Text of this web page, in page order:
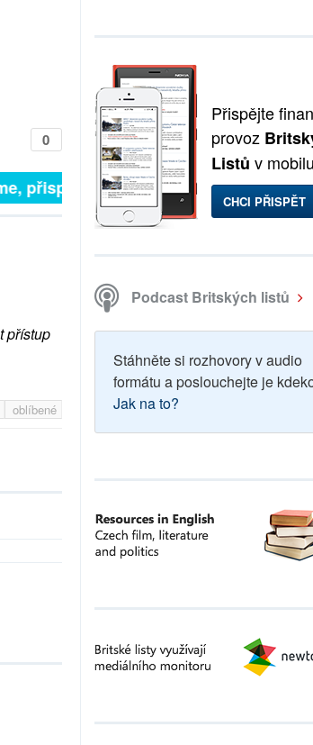
0
přispějte. ➥
přístup
oblíbené
Přispějte
provoz
Listů v
CHCI PŘISPĚT
Podcast Britských listů
Stáhněte si rozhovory v audio
formátu a poslouchejte je
Jak na to?